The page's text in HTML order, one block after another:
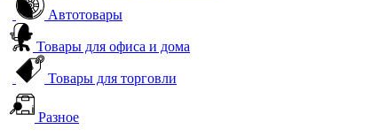
Автотовары
Товары для офиса и дома
Товары для торговли
Разное